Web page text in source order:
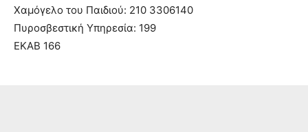
Χαμόγελο του Παιδιού: 210 3306140
Πυροσβεστική Υπηρεσία: 199
ΕΚΑΒ 166